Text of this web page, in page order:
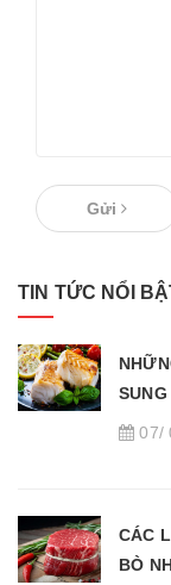
Gửi
TIN TỨC NỔI
07/
CÁC
BÒ